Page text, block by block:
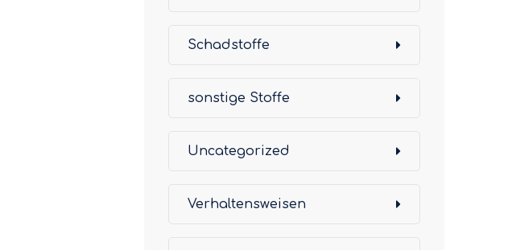
Schadstoffe
sonstige Stoffe
Uncategorized
Verhaltensweisen